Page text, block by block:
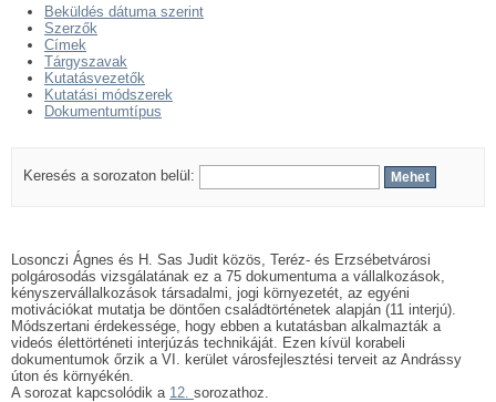
Beküldés dátuma szerint
Szerzők
Címek
Tárgyszavak
Kutatásvezetők
Kutatási módszerek
Dokumentumtípus
Keresés a sorozaton belül:
Losonczi Ágnes és H. Sas Judit közös, Teréz- és Erzsébetvárosi
polgárosodás vizsgálatának ez a 75 dokumentuma a vállalkozások,
kényszervállalkozások társadalmi, jogi környezetét, az egyéni
motivációkat mutatja be döntően családtörténetek alapján (11 interjú).
Módszertani érdekessége, hogy ebben a kutatásban alkalmazták a
videós élettörténeti interjúzás technikáját. Ezen kívül korabeli
dokumentumok őrzik a VI. kerület városfejlesztési terveit az Andrássy
úton és környékén.
A sorozat kapcsolódik a 12. sorozathoz.